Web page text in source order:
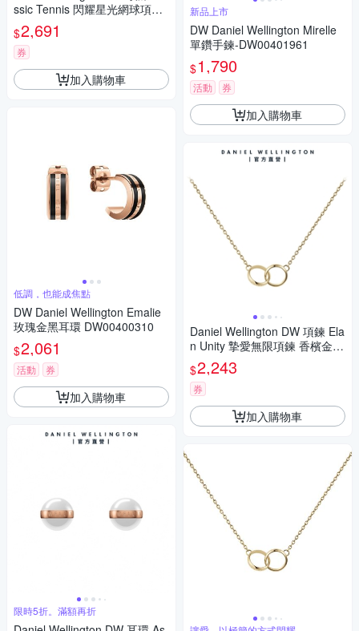
ssic Tennis 閃耀星光網球項鍊-
三色任選 DW00400389/DW00
400390/DW00400391
$2,691
券
加入購物車
低調，也能成焦點
DW Daniel Wellington Emalie
玫瑰金黑耳環 DW00400310
$2,061
活動 券
加入購物車
限時5折。滿額再折
新品上市
DW Daniel Wellington Mirelle
單鑽手鍊-DW00401961
$1,790
活動 券
加入購物車
Daniel Wellington DW 項鍊 Ela
n Unity 摯愛無限項鍊 香檳金 D
W00400219
$2,243
券
加入購物車